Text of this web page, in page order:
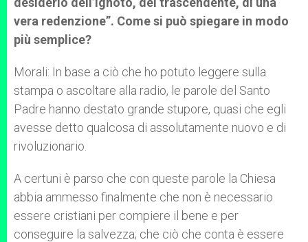
vera redenzione”. Come si può spiegare in modo
più semplice?
Morali: In base a ciò che ho potuto leggere sulla
stampa o ascoltare alla radio, le parole del Santo
Padre hanno destato grande stupore, quasi che egli
avesse detto qualcosa di assolutamente nuovo e di
rivoluzionario.
A certuni è parso che con queste parole la Chiesa
abbia ammesso finalmente che non è necessario
essere cristiani per compiere il bene e per
conseguire la salvezza; che ciò che conta è essere